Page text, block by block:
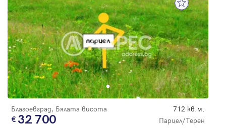
Благоевград, Бялата висота 712 кв.м.
32 700 Парцел/Терен